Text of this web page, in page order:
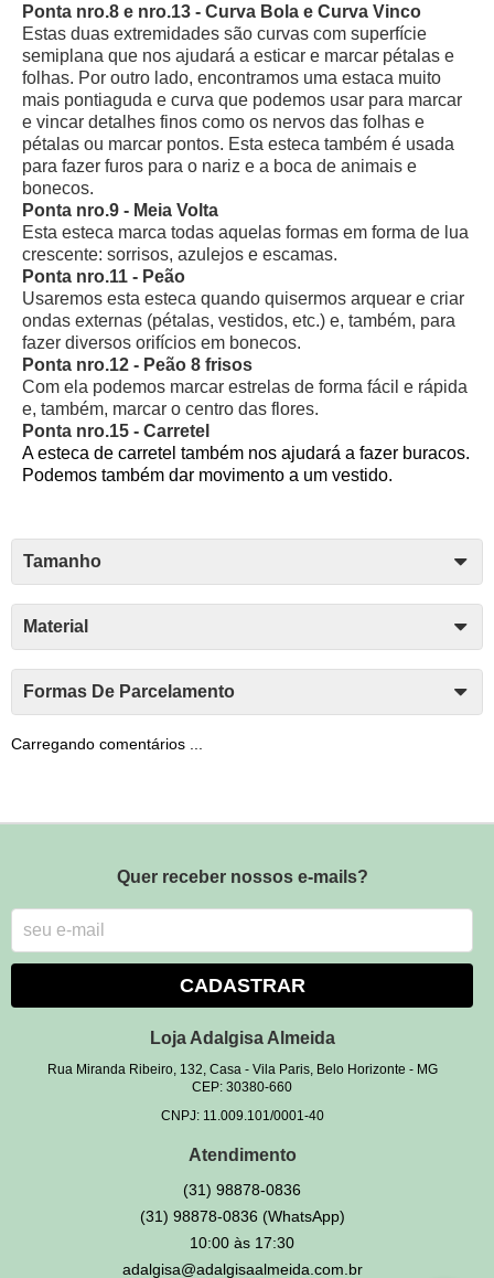
Ponta nro.8 e nro.13 - Curva Bola e Curva Vinco
Estas duas extremidades são curvas com superfície
semiplana que nos ajudará a esticar e marcar pétalas e
folhas. Por outro lado, encontramos uma estaca muito
mais pontiaguda e curva que podemos usar para marcar
e vincar detalhes finos como os nervos das folhas e
pétalas ou marcar pontos. Esta esteca também é usada
para fazer furos para o nariz e a boca de animais e
bonecos.
Ponta nro.9 - Meia Volta
Esta esteca marca todas aquelas formas em forma de lua
crescente: sorrisos, azulejos e escamas.
Ponta nro.11 - Peão
Usaremos esta esteca quando quisermos arquear e criar
ondas externas (pétalas, vestidos, etc.) e, também, para
fazer diversos orifícios em bonecos.
Ponta nro.12 - Peão 8 frisos
Com ela podemos marcar estrelas de forma fácil e rápida
e, também, marcar o centro das flores.
Ponta nro.15 - Carretel
A esteca de carretel também nos ajudará a fazer buracos.
Podemos também dar movimento a um vestido.
Tamanho
Material
Formas De Parcelamento
Carregando comentários ...
Quer receber nossos e-mails?
CADASTRAR
Loja Adalgisa Almeida
Rua Miranda Ribeiro, 132, Casa- Vila Paris, Belo Horizonte - MG
CEP: 30380-660
CNPJ: 11.009.101/0001-40
Atendimento
(31) 98878-0836
(31) 98878-0836 (WhatsApp)
10:00 às 17:30
adalgisa@adalgisaalmeida.com.br